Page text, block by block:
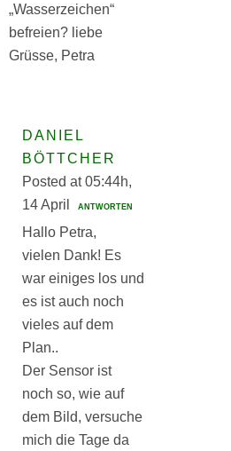
„Wasserzeichen“
befreien? liebe
Grüsse, Petra
DANIEL
BÖTTCHER
Posted at 05:44h,
14 April
ANTWORTEN
Hallo Petra,
vielen Dank! Es
war einiges los und
es ist auch noch
vieles auf dem
Plan..
Der Sensor ist
noch so, wie auf
dem Bild, versuche
mich die Tage da